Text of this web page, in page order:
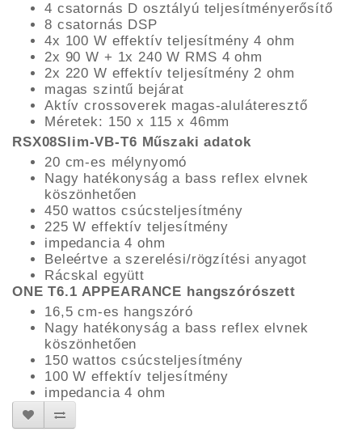
4 csatornás D osztályú teljesítményerősítő
8 csatornás DSP
4x 100 W effektív teljesítmény 4 ohm
2x 90 W + 1x 240 W RMS 4 ohm
2x 220 W effektív teljesítmény 2 ohm
magas szintű bejárat
Aktív crossoverek magas-aluláteresztő
Méretek: 150 x 115 x 46mm
RSX08Slim-VB-T6 Műszaki adatok
20 cm-es mélynyomó
Nagy hatékonyság a bass reflex elvnek
köszönhetően
450 wattos csúcsteljesítmény
225 W effektív teljesítmény
impedancia 4 ohm
Beleértve a szerelési/rögzítési anyagot
Rácskal együtt
ONE T6.1 APPEARANCE hangszórószett
16,5 cm-es hangszóró
Nagy hatékonyság a bass reflex elvnek
köszönhetően
150 wattos csúcsteljesítmény
100 W effektív teljesítmény
impedancia 4 ohm